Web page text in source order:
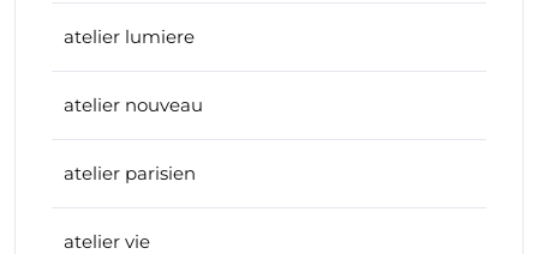
atelier lumiere
atelier nouveau
atelier parisien
atelier vie